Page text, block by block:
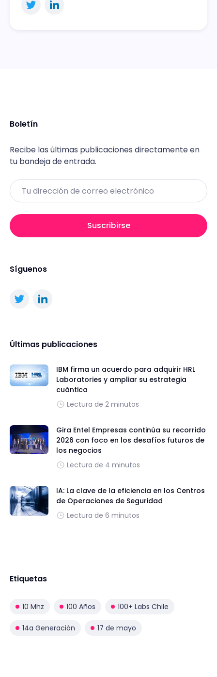
Boletín
Recibe las últimas publicaciones directamente en
tu bandeja de entrada.
Email
Suscribirse
Síguenos
Últimas publicaciones
IBM firma un acuerdo para adquirir HRL
Laboratories y ampliar su estrategia
cuántica
Lectura de 2 minutos
Gira Entel Empresas continúa su recorrido
2026 con foco en los desafíos futuros de
los negocios
Lectura de 4 minutos
IA: La clave de la eficiencia en los Centros
de Operaciones de Seguridad
Lectura de 6 minutos
Etiquetas
10 Mhz 100 Años 100+ Labs Chile
14a Generación 17 de mayo